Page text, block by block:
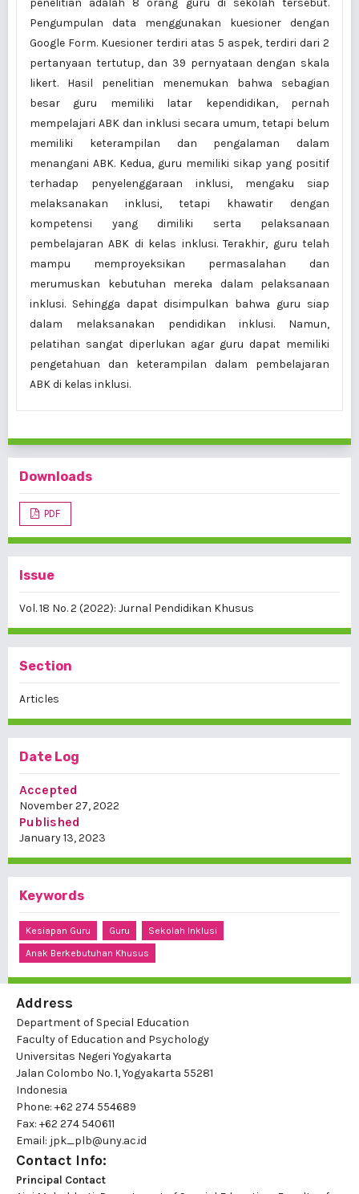
penelitian adalah 8 orang guru di sekolah tersebut.
Pengumpulan data menggunakan kuesioner dengan
Google Form. Kuesioner terdiri atas 5 aspek, terdiri dari 2
pertanyaan tertutup, dan 39 pernyataan dengan skala
likert. Hasil penelitian menemukan bahwa sebagian
besar guru memiliki latar kependidikan, pernah
mempelajari ABK dan inklusi secara umum, tetapi belum
memiliki keterampilan dan pengalaman dalam
menangani ABK. Kedua, guru memiliki sikap yang positif
terhadap penyelenggaraan inklusi, mengaku siap
melaksanakan inklusi, tetapi khawatir dengan
kompetensi yang dimiliki serta pelaksanaan
pembelajaran ABK di kelas inklusi. Terakhir, guru telah
mampu memproyeksikan permasalahan dan
merumuskan kebutuhan mereka dalam pelaksanaan
inklusi. Sehingga dapat disimpulkan bahwa guru siap
dalam melaksanakan pendidikan inklusi. Namun,
pelatihan sangat diperlukan agar guru dapat memiliki
pengetahuan dan keterampilan dalam pembelajaran
ABK di kelas inklusi.
Downloads
PDF
Issue
Vol. 18 No. 2 (2022): Jurnal Pendidikan Khusus
Section
Articles
Date Log
Accepted
November 27, 2022
Published
January 13, 2023
Keywords
Kesiapan Guru Guru
Sekolah Inklusi
Anak Berkebutuhan Khusus
Address
Department of Special Education
Faculty of Education and Psychology
Universitas Negeri Yogyakarta
Jalan Colombo No. 1, Yogyakarta 55281
Indonesia
Phone: +62 274 554689
Fax: +62 274 540611
Email: jpk_plb@uny.ac.id
Contact Info:
Principal Contact